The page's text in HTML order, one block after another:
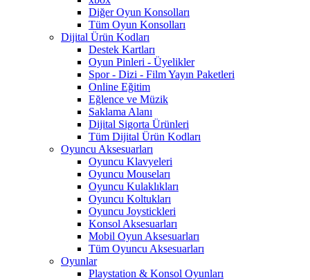
Diğer Oyun Konsolları
Tüm Oyun Konsolları
Dijital Ürün Kodları
Destek Kartları
Oyun Pinleri - Üyelikler
Spor - Dizi - Film Yayın Paketleri
Online Eğitim
Eğlence ve Müzik
Saklama Alanı
Dijital Sigorta Ürünleri
Tüm Dijital Ürün Kodları
Oyuncu Aksesuarları
Oyuncu Klavyeleri
Oyuncu Mouseları
Oyuncu Kulaklıkları
Oyuncu Koltukları
Oyuncu Joystickleri
Konsol Aksesuarları
Mobil Oyun Aksesuarları
Tüm Oyuncu Aksesuarları
Oyunlar
Playstation & Konsol Oyunları